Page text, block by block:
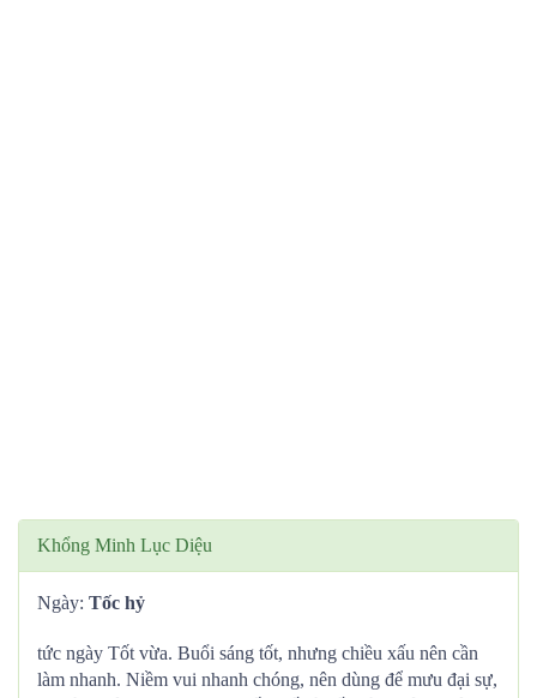
Khổng Minh Lục Diệu
Ngày: Tốc hỷ
tức ngày Tốt vừa. Buổi sáng tốt, nhưng chiều xấu nên cần
làm nhanh. Niềm vui nhanh chóng, nên dùng để mưu đại sự,